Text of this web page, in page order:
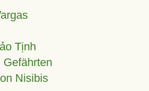
Tịnh
Nisibis